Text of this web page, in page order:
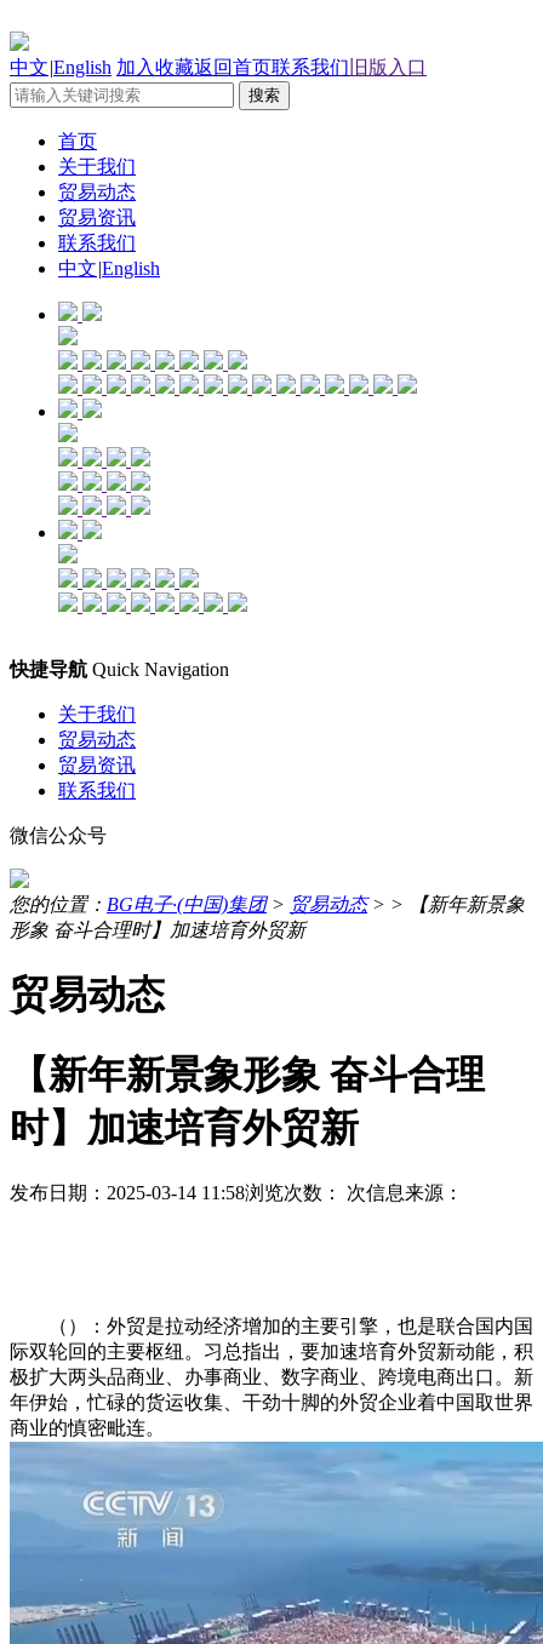
中文|English 加入收藏返回首页联系我们 旧版入口
首页
关于我们
贸易动态
贸易资讯
联系我们
中文|English
快捷导航 Quick Navigation
关于我们
贸易动态
贸易资讯
联系我们
微信公众号
您的位置： BG电子·(中国)集团> 贸易动态> >
【新年新景象
形象 奋斗合理时】加速培育外贸新
贸易动态
【新年新景象形象 奋斗合理
时】加速培育外贸新
发布日期：2025-03-14 11:58浏览次数： 次信息来源：
（）：外贸是拉动经济增加的主要引擎，也是联合国内国
际双轮回的主要枢纽。习总指出，要加速培育外贸新动能，积
极扩大两头品商业、办事商业、数字商业、跨境电商出口。新
年伊始，忙碌的货运收集、干劲十脚的外贸企业着中国取世界
商业的慎密毗连。